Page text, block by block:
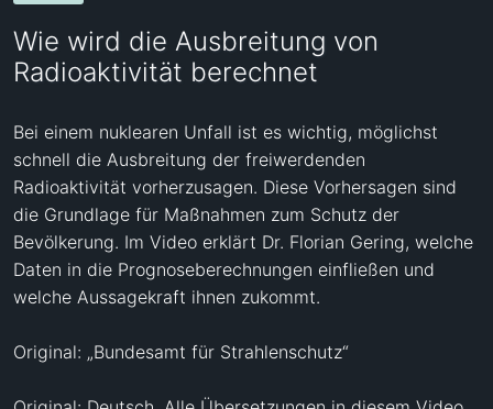
Wie wird die Ausbreitung von
Radioaktivität berechnet
Bei einem nuklearen Unfall ist es wichtig, möglichst
schnell die Ausbreitung der freiwerdenden
Radioaktivität vorherzusagen. Diese Vorhersagen sind
die Grundlage für Maßnahmen zum Schutz der
Bevölkerung. Im Video erklärt Dr. Florian Gering, welche
Daten in die Prognoseberechnungen einfließen und
welche Aussagekraft ihnen zukommt.
Original: „Bundesamt für Strahlenschutz“